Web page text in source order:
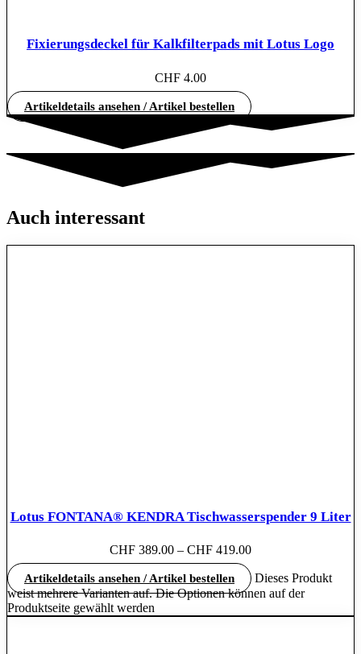
Fixierungsdeckel für Kalkfilterpads mit Lotus Logo
CHF 4.00
Artikeldetails ansehen / Artikel bestellen
Auch interessant
Lotus FONTANA® KENDRA Tischwasserspender 9 Liter
CHF 389.00 – CHF 419.00
Artikeldetails ansehen / Artikel bestellen
Dieses Produkt
weist mehrere Varianten auf. Die Optionen können auf der
Produktseite gewählt werden